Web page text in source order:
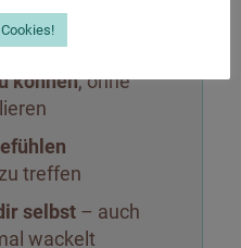
du willst und
Beziehungen)
können, ohne
treffen
selbst – auch
wackelt